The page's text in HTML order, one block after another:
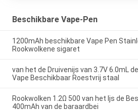
Beschikbare Vape-Pen
1200mAh beschikbare Vape Pen
Rookwolkene sigaret
van het de Druivenijs van 3.7V 6.0mL
Vape Beschikbaar Roestvrij staal
Rookwolken 1.2Ω 500 van het Ijs de
400mAh van de baraardbei